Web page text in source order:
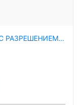
PTZ-КАМЕРА ДАЛЬНЕГО ДЕЙСТВИЯ С РАЗРЕШЕНИЕМ 640×512 ДЛЯ ОБНАРУЖЕНИЯ ДРОНОВ НА РАССТОЯНИИ 20 КМ, ОСНАЩЁННАЯ ТЕПЛОВИЗИОННОЙ СИСТЕМОЙ